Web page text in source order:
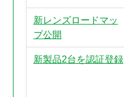
新レンズロードマッ
プ公開
新製品2台を認証登録